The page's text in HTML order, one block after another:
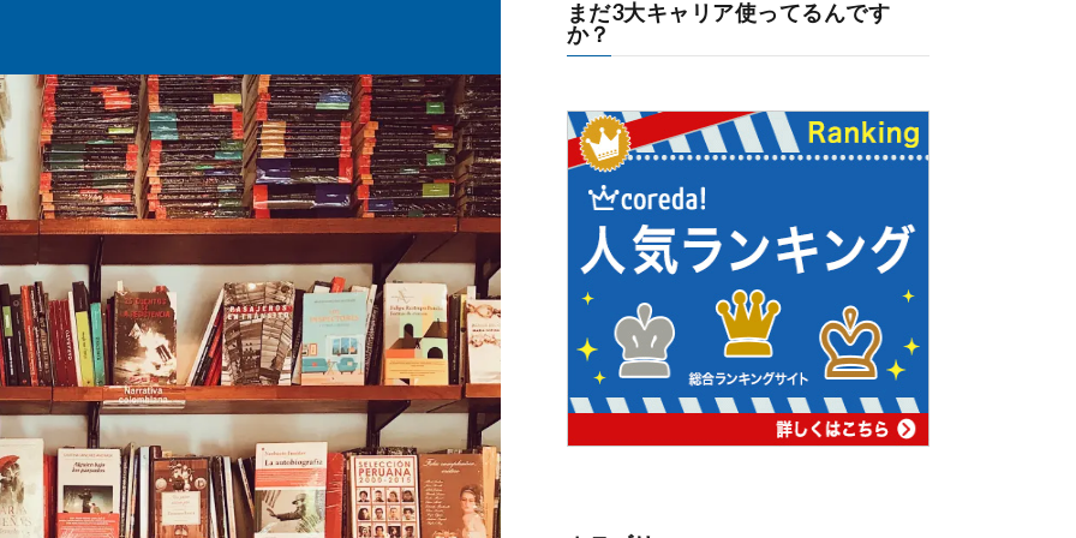
まだ3大キャリア使ってるんです
か？